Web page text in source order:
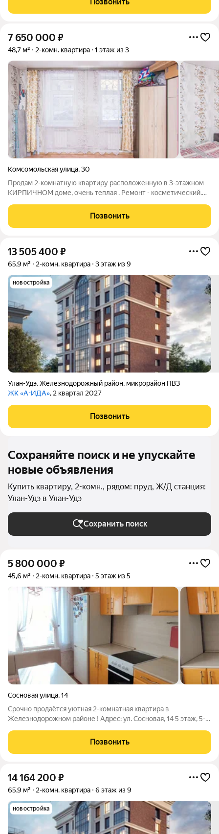
7 650 000 ₽
48,7 м² 2-комн. квартира 1 этаж из 3
Комсомольская улица,30
Продам 2-комнатную квартиру расположенную в 3-этажном
КИРПИЧНОМ доме, очень теплая . Ремонт - косметический.
КИРПИЧНЫЕ!, окна выходят на обе стороны дома.
Инфраструктура: рядом находятся Школы
Позвонить
13 505 400 ₽
65,9 м² 2-комн. квартира 3 этаж из 9
новостройка
Улан-Удэ,Железнодорожный район, микрорайон ПВЗ
ЖК «А-ИДА», 2 квартал 2027
Позвонить
Сохраняйте поиск и не упускайте
новые объявления
Купить квартиру, 2-комн., рядом: пруд, Ж/Д станция:
Улан-Удэ в Улан-Удэ
Сохранить поиск
5 800 000 ₽
45,6 м² 2-комн. квартира 5 этаж из 5
Сосновая улица,14
Срочно продаётся уютная 2-комнатная квартира в
Железнодорожном районе ! Адрес: ул. Сосновая, 14 5 этаж, 5-
выполнен косметический ремонт заезжайте и живите! Вид:
окна выходят во двор тихо, зелено и
Позвонить
14 164 200 ₽
65,9 м² 2-комн. квартира 6 этаж из 9
новостройка